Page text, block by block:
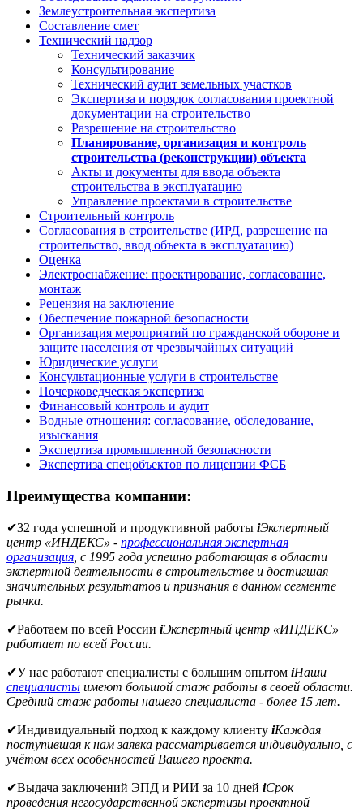
Землеустроительная экспертиза
Составление смет
Технический надзор
Технический заказчик
Консультирование
Технический аудит земельных участков
Экспертиза и порядок согласования проектной
документации на строительство
Разрешение на строительство
Планирование, организация и контроль
строительства (реконструкции) объекта
Акты и документы для ввода объекта
строительства в эксплуатацию
Управление проектами в строительстве
Строительный контроль
Согласования в строительстве (ИРД, разрешение на
строительство, ввод объекта в эксплуатацию)
Оценка
Электроснабжение: проектирование, согласование,
монтаж
Рецензия на заключение
Обеспечение пожарной безопасности
Организация мероприятий по гражданской обороне и
защите населения от чрезвычайных ситуаций
Юридические услуги
Консультационные услуги в строительстве
Почерковедческая экспертиза
Финансовый контроль и аудит
Водные отношения: согласование, обследование,
изыскания
Экспертиза промышленной безопасности
Экспертиза спецобъектов по лицензии ФСБ
Преимущества компании:
✔32 года успешной и продуктивной работы iЭкспертный
центр «ИНДЕКС» - профессиональная экспертная
организация, с 1995 года успешно работающая в области
экспертной деятельности в строительстве и достигшая
значительных результатов и признания в данном сегменте
рынка.
✔Работаем по всей России iЭкспертный центр «ИНДЕКС»
работает по всей России.
✔У нас работают специалисты с большим опытом iНаши
специалисты имеют большой стаж работы в своей области.
Средний стаж работы нашего специалиста - более 15 лет.
✔Индивидуальный подход к каждому клиенту iКаждая
поступившая к нам заявка рассматривается индивидуально, с
учётом всех особенностей Вашего проекта.
✔Выдача заключений ЭПД и РИИ за 10 дней iСрок
проведения негосударственной экспертизы проектной